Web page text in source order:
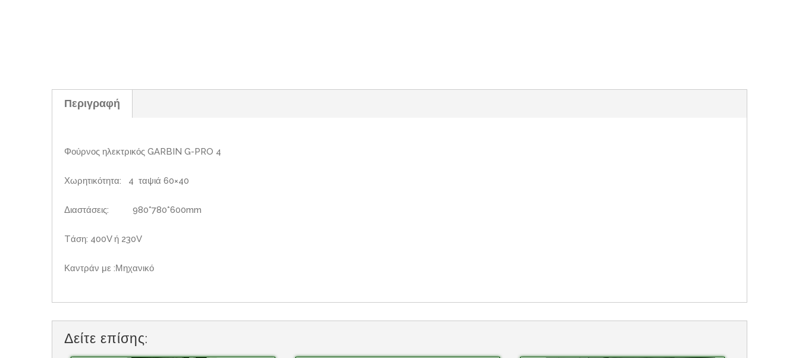
Περιγραφή
Φούρνος ηλεκτρικός GARBIN G-PRO 4
Χωρητικότητα: 4 ταψιά 60×40
Διαστάσεις: 980*780*600mm
Tάση: 400V ή 230V
Καντράν με :Μηχανικό
Δείτε επίσης: